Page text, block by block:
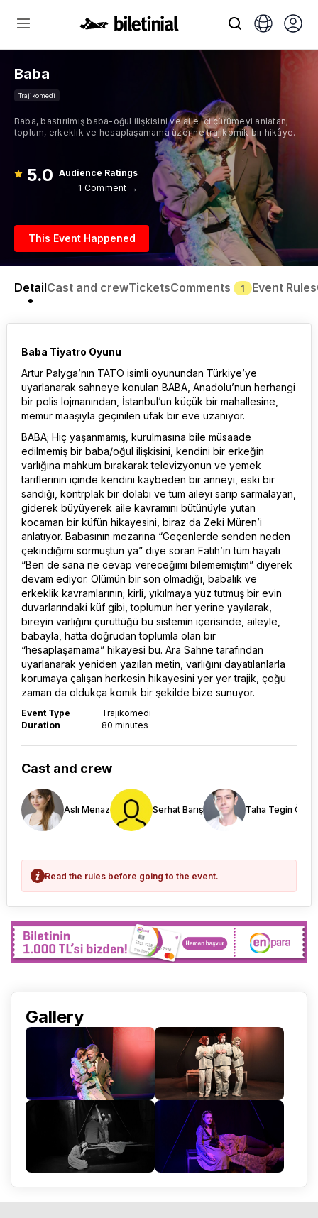
Baba
Trajikomedi
Baba, bastırılmış baba-oğul ilişkisini ve aile içi çürümeyi anlatan;
toplum, erkeklik ve hesaplaşamama üzerine trajikomik bir hikâye.
5.0 Audience Ratings
1 Comment →
This Event Happened
DetailCast and crewTicketsComments 1 Event Rules
Baba Tiyatro Oyunu
Artur Palyga’nın TATO isimli oyunundan Türkiye’ye
uyarlanarak sahneye konulan BABA, Anadolu’nun herhangi
bir polis lojmanından, İstanbul’un küçük bir mahallesine,
memur maaşıyla geçinilen ufak bir eve uzanıyor.
BABA; Hiç yaşanmamış, kurulmasına bile müsaade
edilmemiş bir baba/oğul ilişkisini, kendini bir erkeğin
varlığına mahkum bırakarak televizyonun ve yemek
tariflerinin içinde kendini kaybeden bir anneyi, eski bir
sandığı, kontrplak bir dolabı ve tüm aileyi sarıp sarmalayan,
giderek büyüyerek aile kavramını bütünüyle yutan
kocaman bir küfün hikayesini, biraz da Zeki Müren’i
anlatıyor. Babasının mezarına “Geçenlerde senden neden
çekindiğimi sormuştun ya” diye soran Fatih’in tüm hayatı
“Ben de sana ne cevap vereceğimi bilememiştim” diyerek
devam ediyor. Ölümün bir son olmadığı, babalık ve
erkeklik kavramlarının; kirli, yıkılmaya yüz tutmuş bir evin
duvarlarındaki küf gibi, toplumun her yerine yayılarak,
bireyin varlığını çürüttüğü bu sistemin içerisinde, aileyle,
babayla, hatta doğrudan toplumla olan bir
“hesaplaşamama” hikayesi bu. Ara Sahne tarafından
uyarlanarak yeniden yazılan metin, varlığını dayatılanlarla
korumaya çalışan herkesin hikayesini yer yer trajik, çoğu
zaman da oldukça komik bir şekilde bize sunuyor.
Event Type
Trajikomedi
Duration
80 minutes
Cast and crew
Aslı Menaz Serhat Barış Taha Tegin
Read the rules before going to the event.
Gallery